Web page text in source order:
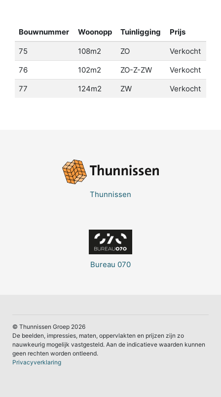
Bouwnummer Woonopp Tuinligging Prijs
75 108m2 ZO
Verkocht
76
102m2 ZO-Z-ZW
Verkocht
77
124m2 ZW Verkocht
Thunnissen
Bureau 070
© Thunnissen Groep 2026
De beelden, impressies, maten, oppervlakten en prijzen zijn zo
nauwkeurig mogelijk vastgesteld. Aan de indicatieve waarden kunnen
geen rechten worden ontleend.
Privacyverklaring